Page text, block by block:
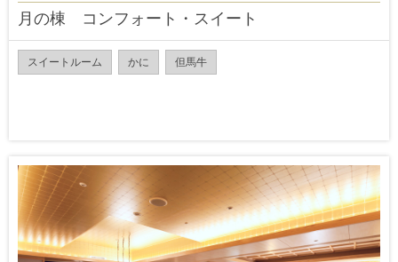
月の棟 コンフォート・スイート
スイートルーム かに 但馬牛